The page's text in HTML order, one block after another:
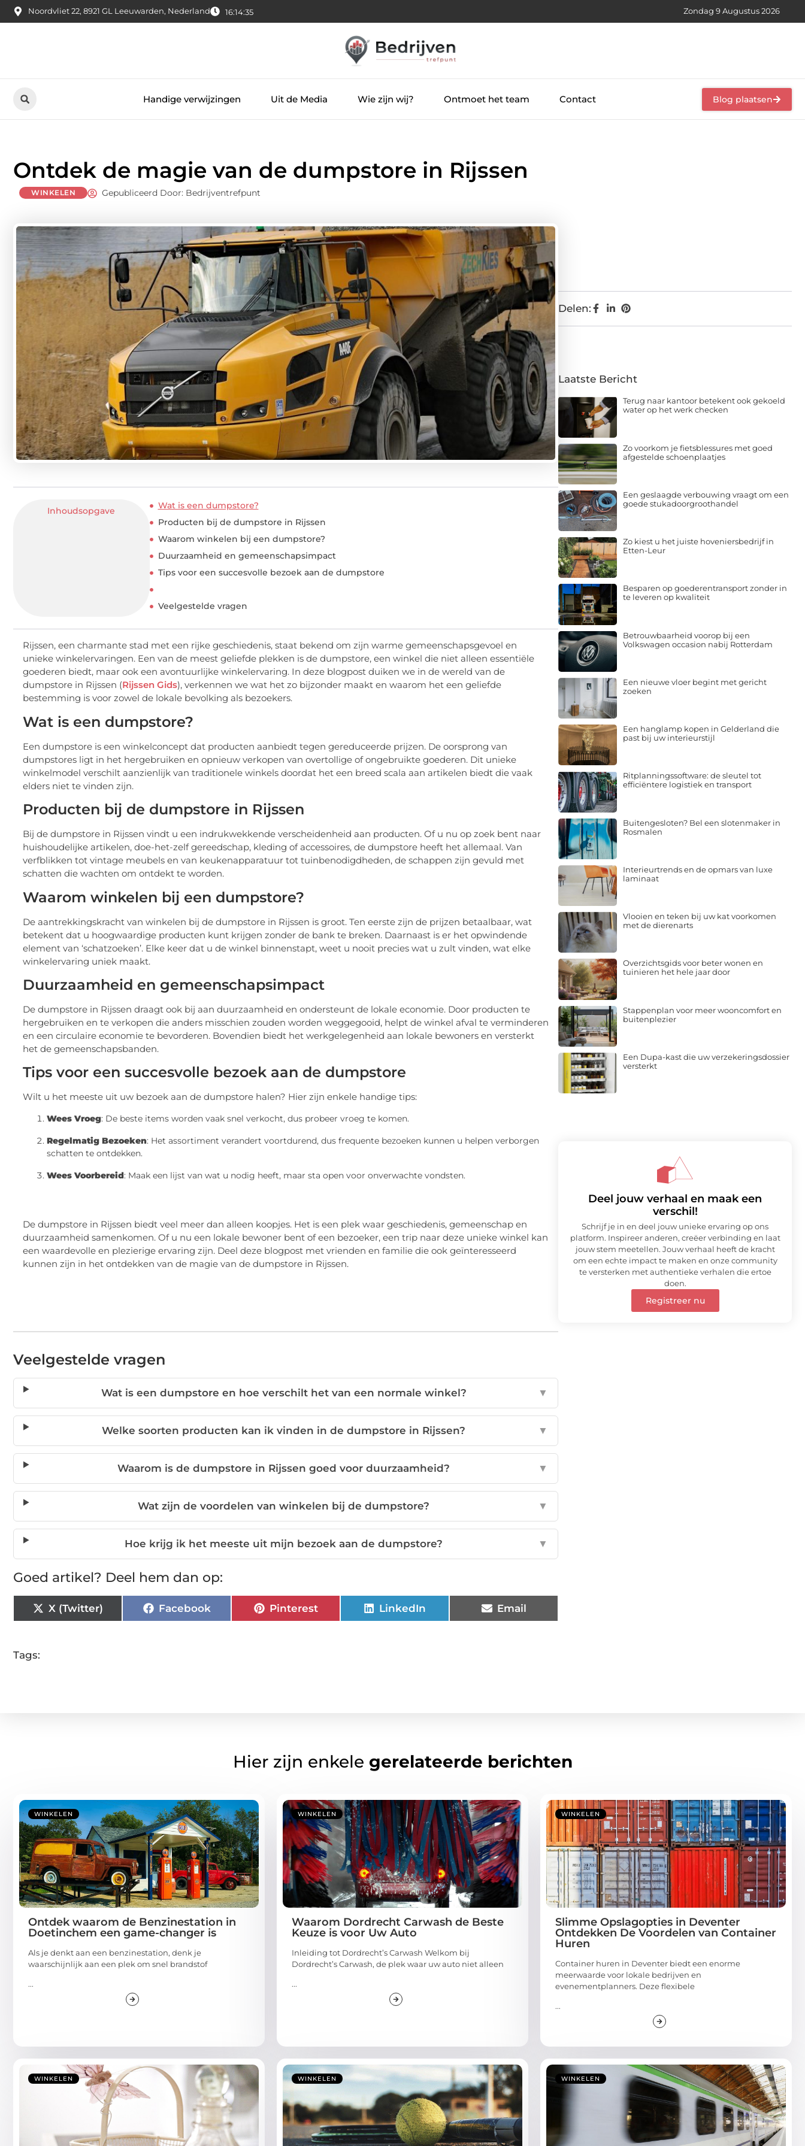
Noordvliet 22, 8921 GL Leeuwarden, Nederland 16:14:36 Zondag 9 Augustus 2026
Handige verwijzingen Uit de Media Wie zijn wij? Ontmoet het team Contact Blog plaatsen
Ontdek de magie van de dumpstore in Rijssen
WINKELEN Gepubliceerd Door: Bedrijventrefpunt
Inhoudsopgave
Wat is een dumpstore?
Producten bij de dumpstore in Rijssen
Waarom winkelen bij een dumpstore?
Duurzaamheid en gemeenschapsimpact
Tips voor een succesvolle bezoek aan de dumpstore
Veelgestelde vragen
Rijssen, een charmante stad met een rijke geschiedenis, staat bekend om zijn warme gemeenschapsgevoel en
unieke winkelervaringen. Een van de meest geliefde plekken is de dumpstore, een winkel die niet alleen essentiële
goederen biedt, maar ook een avontuurlijke winkelervaring. In deze blogpost duiken we in de wereld van de
dumpstore in Rijssen (Rijssen Gids), verkennen we wat het zo bijzonder maakt en waarom het een geliefde
bestemming is voor zowel de lokale bevolking als bezoekers.
Wat is een dumpstore?
Een dumpstore is een winkelconcept dat producten aanbiedt tegen gereduceerde prijzen. De oorsprong van
dumpstores ligt in het hergebruiken en opnieuw verkopen van overtollige of ongebruikte goederen. Dit unieke
winkelmodel verschilt aanzienlijk van traditionele winkels doordat het een breed scala aan artikelen biedt die vaak
elders niet te vinden zijn.
Producten bij de dumpstore in Rijssen
Bij de dumpstore in Rijssen vindt u een indrukwekkende verscheidenheid aan producten. Of u nu op zoek bent naar
huishoudelijke artikelen, doe-het-zelf gereedschap, kleding of accessoires, de dumpstore heeft het allemaal. Van
verfblikken tot vintage meubels en van keukenapparatuur tot tuinbenodigdheden, de schappen zijn gevuld met
schatten die wachten om ontdekt te worden.
Waarom winkelen bij een dumpstore?
De aantrekkingskracht van winkelen bij de dumpstore in Rijssen is groot. Ten eerste zijn de prijzen betaalbaar, wat
betekent dat u hoogwaardige producten kunt krijgen zonder de bank te breken. Daarnaast is er het opwindende
element van ‘schatzoeken’. Elke keer dat u de winkel binnenstapt, weet u nooit precies wat u zult vinden, wat elke
winkelervaring uniek maakt.
Duurzaamheid en gemeenschapsimpact
De dumpstore in Rijssen draagt ook bij aan duurzaamheid en ondersteunt de lokale economie. Door producten te
hergebruiken en te verkopen die anders misschien zouden worden weggegooid, helpt de winkel afval te verminderen
en een circulaire economie te bevorderen. Bovendien biedt het werkgelegenheid aan lokale bewoners en versterkt
het de gemeenschapsbanden.
Tips voor een succesvolle bezoek aan de dumpstore
Wilt u het meeste uit uw bezoek aan de dumpstore halen? Hier zijn enkele handige tips:
Wees Vroeg: De beste items worden vaak snel verkocht, dus probeer vroeg te komen.
Regelmatig Bezoeken: Het assortiment verandert voortdurend, dus frequente bezoeken kunnen u helpen verborgen
schatten te ontdekken.
Wees Voorbereid: Maak een lijst van wat u nodig heeft, maar sta open voor onverwachte vondsten.
De dumpstore in Rijssen biedt veel meer dan alleen koopjes. Het is een plek waar geschiedenis, gemeenschap en
duurzaamheid samenkomen. Of u nu een lokale bewoner bent of een bezoeker, een trip naar deze unieke winkel kan
een waardevolle en plezierige ervaring zijn. Deel deze blogpost met vrienden en familie die ook geïnteresseerd
kunnen zijn in het ontdekken van de magie van de dumpstore in Rijssen.
Veelgestelde vragen
Wat is een dumpstore en hoe verschilt het van een normale winkel? ▼
Welke soorten producten kan ik vinden in de dumpstore in Rijssen? ▼
Waarom is de dumpstore in Rijssen goed voor duurzaamheid? ▼
Wat zijn de voordelen van winkelen bij de dumpstore? ▼
Hoe krijg ik het meeste uit mijn bezoek aan de dumpstore? ▼
Goed artikel? Deel hem dan op:
X (Twitter) Facebook Pinterest LinkedIn Email
Tags:
Delen:
Laatste Bericht
Terug naar kantoor betekent ook gekoeld
water op het werk checken
Zo voorkom je fietsblessures met goed
afgestelde schoenplaatjes
Een geslaagde verbouwing vraagt om een
goede stukadoorgroothandel
Zo kiest u het juiste hoveniersbedrijf in
Etten-Leur
Besparen op goederentransport zonder in
te leveren op kwaliteit
Betrouwbaarheid voorop bij een
Volkswagen occasion nabij Rotterdam
Een nieuwe vloer begint met gericht
zoeken
Een hanglamp kopen in Gelderland die
past bij uw interieurstijl
Ritplanningssoftware: de sleutel tot
efficiëntere logistiek en transport
Buitengesloten? Bel een slotenmaker in
Rosmalen
Interieurtrends en de opmars van luxe
laminaat
Vlooien en teken bij uw kat voorkomen
met de dierenarts
Overzichtsgids voor beter wonen en
tuinieren het hele jaar door
Stappenplan voor meer wooncomfort en
buitenplezier
Een Dupa-kast die uw verzekeringsdossier
versterkt
Deel jouw verhaal en maak een
verschil!
Schrijf je in en deel jouw unieke ervaring op ons
platform. Inspireer anderen, creëer verbinding en laat
jouw stem meetellen. Jouw verhaal heeft de kracht
om een echte impact te maken en onze community
te versterken met authentieke verhalen die ertoe
doen.
Registreer nu
Hier zijn enkele gerelateerde berichten
WINKELEN
Ontdek waarom de Benzinestation in
Doetinchem een game-changer is
Als je denkt aan een benzinestation, denk je
waarschijnlijk aan een plek om snel brandstof
...
WINKELEN
Waarom Dordrecht Carwash de Beste
Keuze is voor Uw Auto
Inleiding tot Dordrecht’s Carwash Welkom bij
Dordrecht’s Carwash, de plek waar uw auto niet alleen
...
WINKELEN
Slimme Opslagopties in Deventer
Ontdekken De Voordelen van Container
Huren
Container huren in Deventer biedt een enorme
meerwaarde voor lokale bedrijven en
evenementplanners. Deze flexibele
...
WINKELEN WINKELEN WINKELEN